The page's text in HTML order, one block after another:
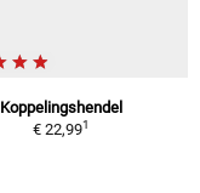
Koppelingshendel
€ 22,991